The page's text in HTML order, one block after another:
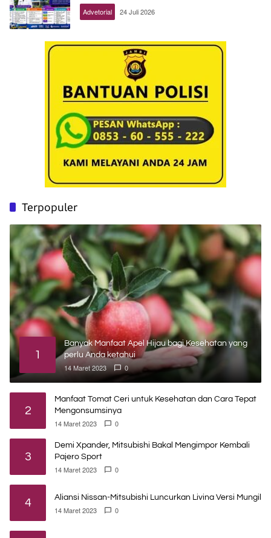
Advetorial 24 Juli 2026
Terpopuler
1
Banyak Manfaat Apel Hijau bagi Kesehatan yang
perlu Anda ketahui
14 Maret 2023 0
2
Manfaat Tomat Ceri untuk Kesehatan dan Cara Tepat
Mengonsumsinya
14 Maret 2023 0
3
Demi Xpander, Mitsubishi Bakal Mengimpor Kembali
Pajero Sport
14 Maret 2023 0
4 Aliansi Nissan-Mitsubishi Luncurkan Livina Versi Mungil
14 Maret 2023 0